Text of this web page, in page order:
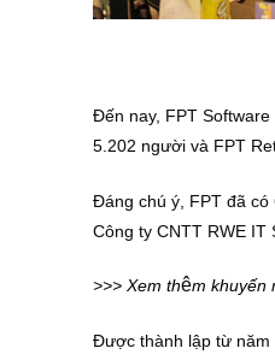
Đến nay, FPT
5.202 người và FPT
Đáng chú ý, FPT đã
Công ty CNTT RWE IT
>>> Xem thêm khuyến
Được thành lập từ năm